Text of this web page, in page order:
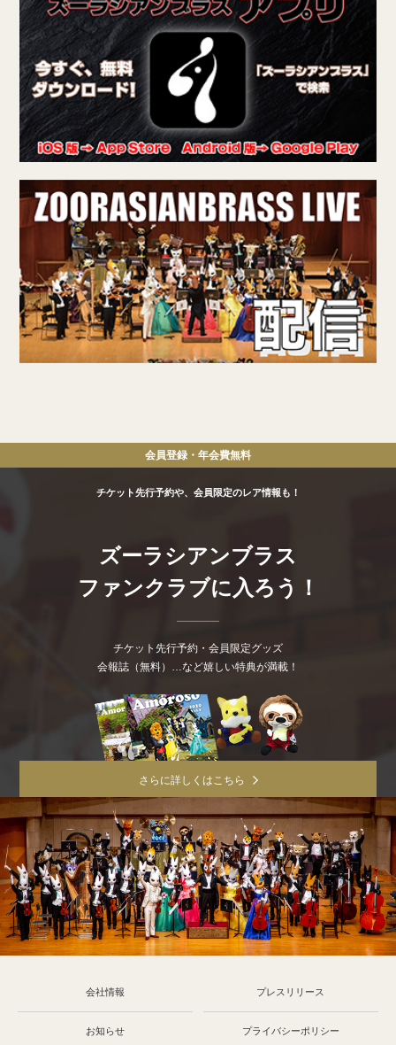
会員登録・年会費無料
チケット先行予約や、会員限定のレア情報も！
ズーラシアンブラス
ファンクラブに入ろう！
チケット先行予約・会員限定グッズ
会報誌（無料）…など嬉しい特典が満載！
さらに詳しくはこちら
会社情報 プレスリリース
お知らせ プライバシーポリシー